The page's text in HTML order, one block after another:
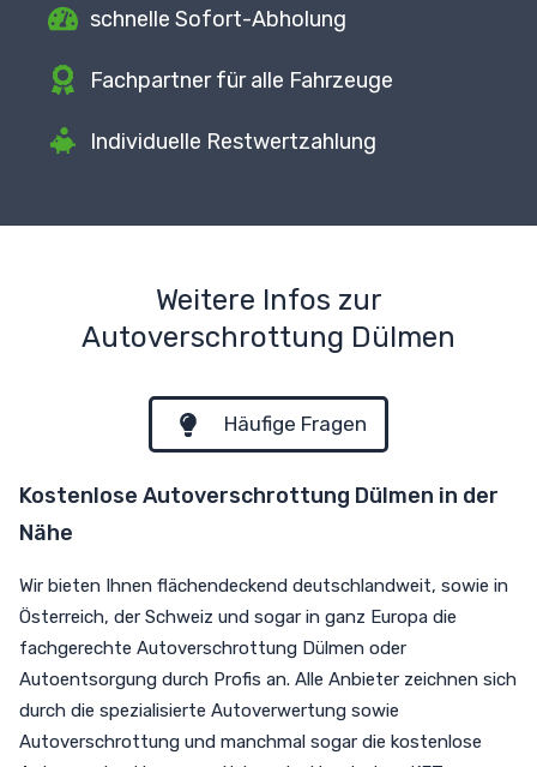
schnelle Sofort-Abholung
Fachpartnerfür alle Fahrzeuge
Individuelle Restwertzahlung
Weitere Infos zur
Autoverschrottung Dülmen
Häufige Fragen
Kostenlose Autoverschrottung Dülmen in der
Nähe
Wir bieten Ihnen flächendeckend deutschlandweit, sowie in
Österreich, der Schweiz und sogar in ganz Europa die
fachgerechte Autoverschrottung Dülmen oder
Autoentsorgung durch Profis an. Alle Anbieter zeichnen sich
durch die spezialisierte Autoverwertung sowie
Autoverschrottung und manchmal sogar die kostenlose